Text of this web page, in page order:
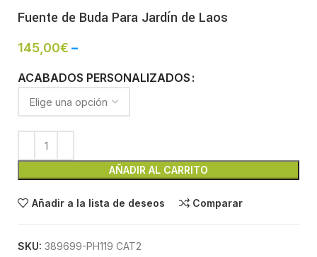
Fuente de Buda Para Jardín de Laos
145,00€ –
ACABADOS PERSONALIZADOS
AÑADIR AL CARRITO
Añadir a la lista de deseos Comparar
SKU: 389699-PH119 CAT2